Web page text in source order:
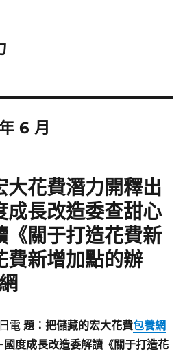
6 月
大花費潛力開釋出
長改造委查甜心
《關于打造花費新
費新增加點的辦
電題：把儲藏的宏大花費包養網
度成長改造委解讀《關于打造花